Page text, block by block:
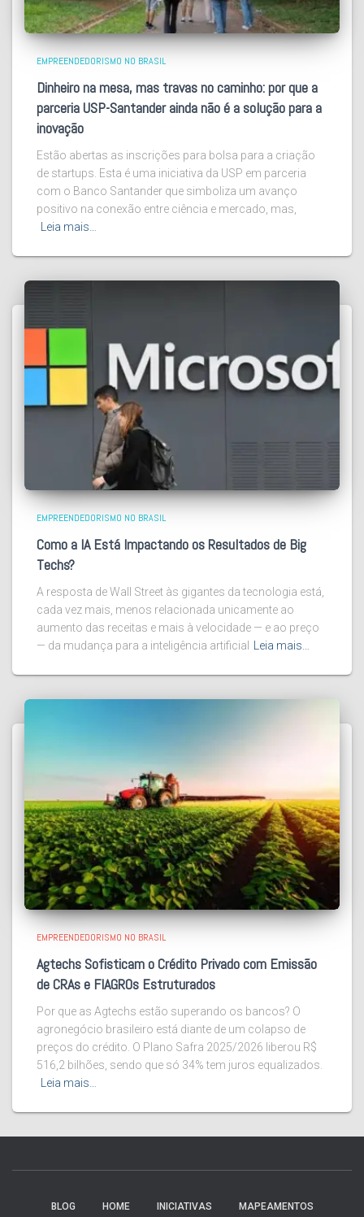
EMPREENDEDORISMO NO BRASIL
Dinheiro na mesa, mas travas no caminho: por que a
parceria USP-Santander ainda não é a solução para a
inovação
Estão abertas as inscrições para bolsa para a criação
de startups. Esta é uma iniciativa da USP em parceria
com o Banco Santander que simboliza um avanço
positivo na conexão entre ciência e mercado, mas,
Leia mais…
EMPREENDEDORISMO NO BRASIL
Como a IA Está Impactando os Resultados de Big
Techs?
A resposta de Wall Street às gigantes da tecnologia está,
cada vez mais, menos relacionada unicamente ao
aumento das receitas e mais à velocidade — e ao preço
— da mudança para a inteligência artificial
Leia mais…
EMPREENDEDORISMO NO BRASIL
Agtechs Sofisticam o Crédito Privado com Emissão
de CRAs e FIAGROs Estruturados
Por que as Agtechs estão superando os bancos? O
agronegócio brasileiro está diante de um colapso de
preços do crédito. O Plano Safra 2025/2026 liberou R$
516,2 bilhões, sendo que só 34% tem juros equalizados.
Leia mais…
BLOG HOME INICIATIVAS MAPEAMENTOS